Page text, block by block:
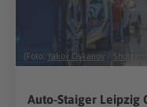
(Foto: Yakov Oskanov /
Auto-Staiger Leipzig